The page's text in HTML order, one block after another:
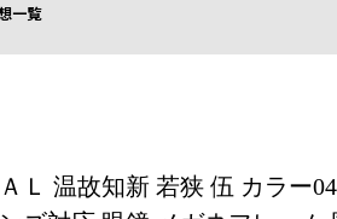
一覧
Ｌ 温故知新 若狭 伍 カラー